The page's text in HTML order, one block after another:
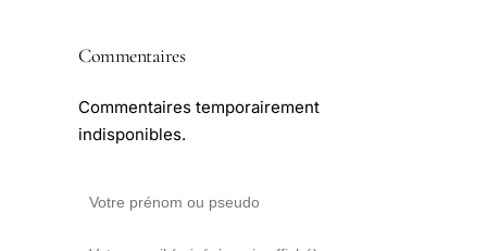
Commentaires
Commentaires temporairement
indisponibles.